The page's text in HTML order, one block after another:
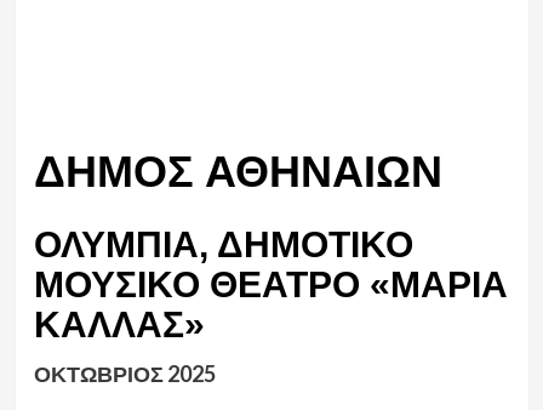
ΔΗΜΟΣ ΑΘΗΝΑΙΩΝ
ΟΛΥΜΠΙΑ, ΔΗΜΟΤΙΚΟ
ΜΟΥΣΙΚΟ ΘΕΑΤΡΟ «ΜΑΡΙΑ
ΚΑΛΛΑΣ»
ΟΚΤΩΒΡΙΟΣ 2025